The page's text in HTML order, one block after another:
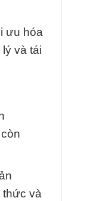
ưu hóa
và tái
thức và